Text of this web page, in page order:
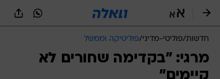
חדשות/פוליטי-מדיני/פוליטיקה וממשל
מרגי: "בקדימה שחורים לא
קיימים"